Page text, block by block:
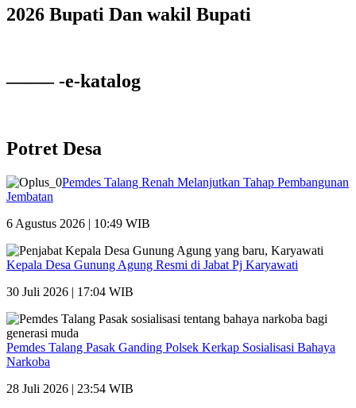
2026 Bupati Dan wakil Bupati
——– -e-katalog
Potret Desa
Pemdes Talang Renah Melanjutkan Tahap Pembangunan
Jembatan
6 Agustus 2026 | 10:49 WIB
Kepala Desa Gunung Agung Resmi di Jabat Pj Karyawati
30 Juli 2026 | 17:04 WIB
Pemdes Talang Pasak Ganding Polsek Kerkap Sosialisasi Bahaya
Narkoba
28 Juli 2026 | 23:54 WIB